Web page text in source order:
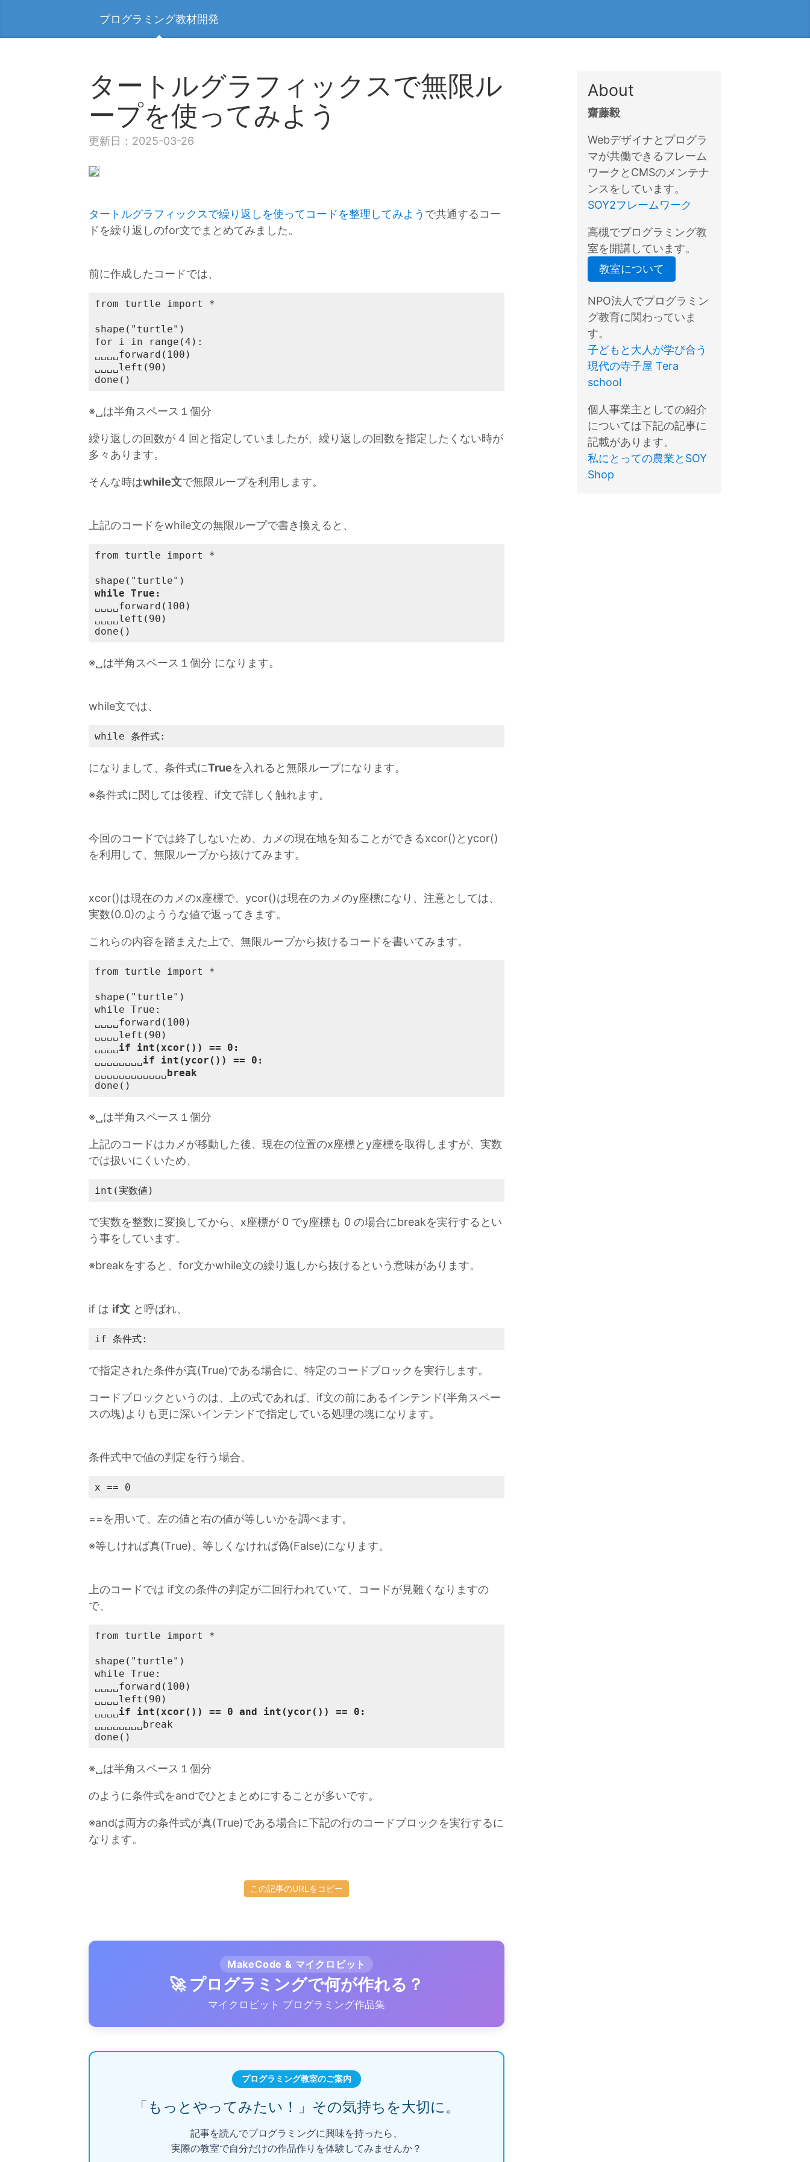
プログラミング教材開発
タートルグラフィックスで無限ル
ープを使ってみよう
更新日：2025-03-26
タートルグラフィックスで繰り返しを使ってコードを整理してみよう で共通するコー
ドを繰り返しのfor文でまとめてみました。
前に作成したコードでは、
from turtle import *
shape("turtle")
for i in range(4):
␣␣␣␣forward(100)
␣␣␣␣left(90)
done()
※␣は半角スペース１個分
繰り返しの回数が 4 回と指定していましたが、繰り返しの回数を指定したくない時が
多々あります。
そんな時はwhile文で無限ループを利用します。
上記のコードをwhile文の無限ループで書き換えると、
from turtle import *
while True:
␣␣␣␣forward(100)
␣␣␣␣left(90)
done()
※␣は半角スペース１個分 になります。
while文では、
while 条件式:
になりまして、条件式にTrueを入れると無限ループになります。
※条件式に関しては後程、if文で詳しく触れます。
今回のコードでは終了しないため、カメの現在地を知ることができるxcor()とycor()
を利用して、無限ループから抜けてみます。
xcor()は現在のカメのx座標で、ycor()は現在のカメのy座標になり、注意としては、
実数(0.0)のよううな値で返ってきます。
これらの内容を踏まえた上で、無限ループから抜けるコードを書いてみます。
from turtle import *
shape("turtle")
while True:
␣␣␣␣forward(100)
␣␣␣␣left(90)
␣␣␣␣if int(xcor()) == 0:
␣␣␣␣␣␣␣␣if int(ycor()) == 0:
␣␣␣␣␣␣␣␣␣␣␣␣break
done()
※␣は半角スペース１個分
上記のコードはカメが移動した後、現在の位置のx座標とy座標を取得しますが、実数
では扱いにくいため、
int(実数値)
で実数を整数に変換してから、x座標が 0 でy座標も 0 の場合にbreakを実行するとい
う事をしています。
※breakをすると、for文かwhile文の繰り返しから抜けるという意味があります。
if は if文 と呼ばれ、
if 条件式:
で指定された条件が真(True)である場合に、特定のコードブロックを実行します。
コードブロックというのは、上の式であれば、if文の前にあるインテンド(半角スペー
スの塊)よりも更に深いインテンドで指定している処理の塊になります。
条件式中で値の判定を行う場合、
x == 0
==を用いて、左の値と右の値が等しいかを調べます。
※等しければ真(True)、等しくなければ偽(False)になります。
上のコードでは if文の条件の判定が二回行われていて、コードが見難くなりますの
で、
from turtle import *
shape("turtle")
while True:
␣␣␣␣forward(100)
␣␣␣␣left(90)
␣␣␣␣if int(xcor()) == 0 and int(ycor()) == 0:
␣␣␣␣␣␣␣␣break
done()
※␣は半角スペース１個分
のように条件式をandでひとまとめにすることが多いです。
※andは両方の条件式が真(True)である場合に下記の行のコードブロックを実行するに
なります。
この記事のURLをコピー
MakeCode & マイクロビット
🚀 プログラミングで何が作れる？
マイクロビット プログラミング作品集
プログラミング教室のご案内
「もっとやってみたい！」 その気持ちを大切に。
記事を読んでプログラミングに興味を持ったら、
実際の教室で自分だけの作品作りを体験してみませんか？
About
齋藤毅
Webデザイナとプログラ
マが共働できるフレーム
ワークとCMSのメンテナ
ンスをしています。
SOY2フレームワーク
高槻でプログラミング教
室を開講しています。
教室について
NPO法人でプログラミン
グ教育に関わっていま
す。
子どもと大人が学び合う
現代の寺子屋 Tera
school
個人事業主としての紹介
については下記の記事に
記載があります。
私にとっての農業とSOY
Shop